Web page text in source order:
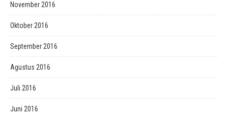
November 2016
Oktober 2016
September 2016
Agustus 2016
Juli 2016
Juni 2016